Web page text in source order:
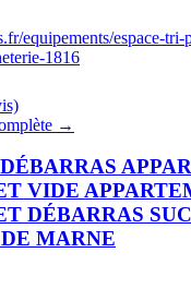
equipements/espace-tri-
1816
→
VIDE
DÉBARRAS
MARNE